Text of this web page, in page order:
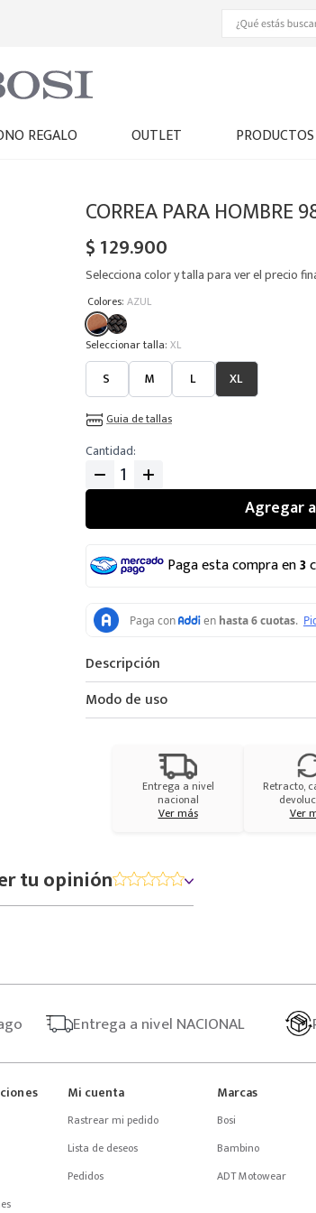
REGALO OUTLET
CORREA PARA HOMBRE
$129.900
Selecciona color y talla para ver el precio
Colores: AZUL
: XL
S M L XL
Guia de tallas
Cantidad
Agregar
Paga esta compra en3
Descripción
Modo de uso
Entrega a nivel
nacional
Ver más
Retracto,
Ver
tu opinión
Entrega a nivel NACIONAL
Mi cuenta
Rastrear mi pedido
Lista de deseos
Pedidos
Marcas
Bosi
Bambino
ADT Motowear